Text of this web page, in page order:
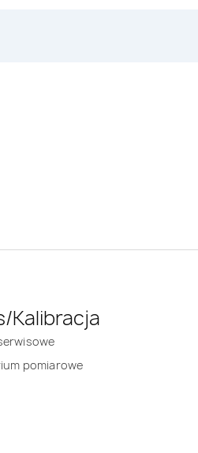
Kalibracja
pomiarowe